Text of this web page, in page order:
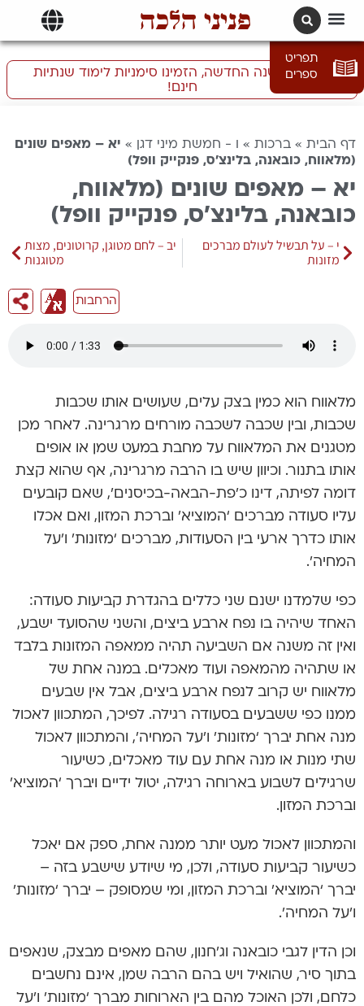
פניני הלכה
תפריט
ספרים
התכוננו לשנה החדשה, הזמינו סימניות לימוד שנתיות
חינם!
דף הבית » ברכות » ו - חמשת מיני דגן » יא – מאפים שונים
(מלאווח, כובאנה, בלינצ’ס, פנקייק וופל)
יא – מאפים שונים (מלאווח,
כובאנה, בלינצ’ס, פנקייק וופל)
י – על תבשיל לעולם מברכים
מזונות
יב – לחם מטוגן, קרוטונים, מצות
מטוגנות
הרחבות
מלאווח הוא כמין בצק עלים, שעושים אותו שכבות
שכבות, ובין שכבה לשכבה מורחים מרגרינה. לאחר מכן
מטגנים את המלאווח על מחבת במעט שמן או אופים
אותו בתנור. וכיוון שיש בו הרבה מרגרינה, אף שהוא קצת
דומה לפיתה, דינו כ’פת-הבאה-בכיסנים’, שאם קובעים
עליו סעודה מברכים ‘המוציא’ וברכת המזון, ואם אכלו
אותו כדרך ארעי בין הסעודות, מברכים ‘מזונות’ ו’על
המחיה’.
כפי שלמדנו ישנם שני כללים בהגדרת קביעות סעודה:
האחד שיהיה בו נפח ארבע ביצים, והשני שהסועד ישבע,
ואין זה משנה אם השביעה תהיה ממאפה המזונות בלבד
או שתהיה מהמאפה ועוד מאכלים. במנה אחת של
מלאווח יש קרוב לנפח ארבע ביצים, אבל אין שבעים
ממנו כפי ששבעים בסעודה רגילה. לפיכך, המתכוון לאכול
מנה אחת יברך ‘מזונות’ ו’על המחיה’, והמתכוון לאכול
שתי מנות או מנה אחת עם עוד מאכלים, כשיעור
שרגילים לשבוע בארוחה רגילה, יטול ידיים ויברך ‘המוציא’
וברכת המזון.
והמתכוון לאכול מעט יותר ממנה אחת, ספק אם יאכל
כשיעור קביעות סעודה, ולכן, מי שיודע שישבע בזה –
יברך ‘המוציא’ וברכת המזון, ומי שמסופק – יברך ‘מזונות’
ו’על המחיה’.
וכן הדין לגבי כובאנה וג’חנון, שהם מאפים מבצק, שנאפים
בתוך סיר, שהואיל ויש בהם הרבה שמן, אינם נחשבים
כלחם, ולכן האוכל מהם בין הארוחות מברך ‘מזונות’ ו’על